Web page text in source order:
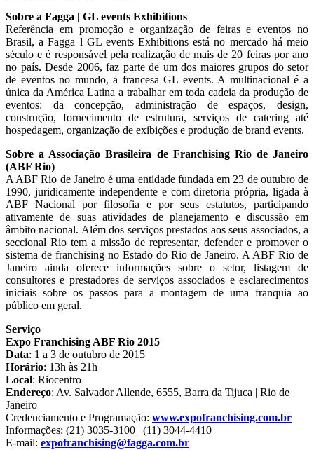
Sobre a Fagga | GL events Exhibitions
Referência em promoção e organização de feiras e eventos no
Brasil, a Fagga l GL events Exhibitions está no mercado há meio
século e é responsável pela realização de mais de 20 feiras por ano
no país. Desde 2006, faz parte de um dos maiores grupos do setor
de eventos no mundo, a francesa GL events. A multinacional é a
única da América Latina a trabalhar em toda cadeia da produção de
eventos: da concepção, administração de espaços, design,
construção, fornecimento de estrutura, serviços de catering até
hospedagem, organização de exibições e produção de brand events.
Sobre a Associação Brasileira de Franchising Rio de Janeiro
(ABF Rio)
A ABF Rio de Janeiro é uma entidade fundada em 23 de outubro de
1990, juridicamente independente e com diretoria própria, ligada à
ABF Nacional por filosofia e por seus estatutos, participando
ativamente de suas atividades de planejamento e discussão em
âmbito nacional. Além dos serviços prestados aos seus associados, a
seccional Rio tem a missão de representar, defender e promover o
sistema de franchising no Estado do Rio de Janeiro. A ABF Rio de
Janeiro ainda oferece informações sobre o setor, listagem de
consultores e prestadores de serviços associados e esclarecimentos
iniciais sobre os passos para a montagem de uma franquia ao
público em geral.
Serviço
Expo Franchising ABF Rio 2015
Data: 1 a 3 de outubro de 2015
Horário: 13h às 21h
Local: Riocentro
Endereço: Av. Salvador Allende, 6555, Barra da Tijuca | Rio de
Janeiro
Credenciamento e Programação: www.expofranchising.com.br
Informações: (21) 3035-3100 | (11) 3044-4410
E-mail: expofranchising@fagga.com.br